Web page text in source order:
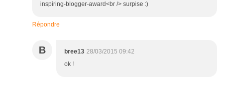
inspiring-blogger-award<br /> surpise :)
Répondre
B bree13 28/03/2015 09:42
ok !